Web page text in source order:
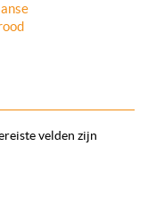
velden zijn